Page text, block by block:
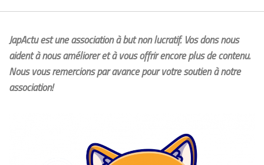
JapActu est une association à but non lucratif. Vos dons nous
aident à nous améliorer et à vous offrir encore plus de contenu.
Nous vous remercions par avance pour votre soutien à notre
association!